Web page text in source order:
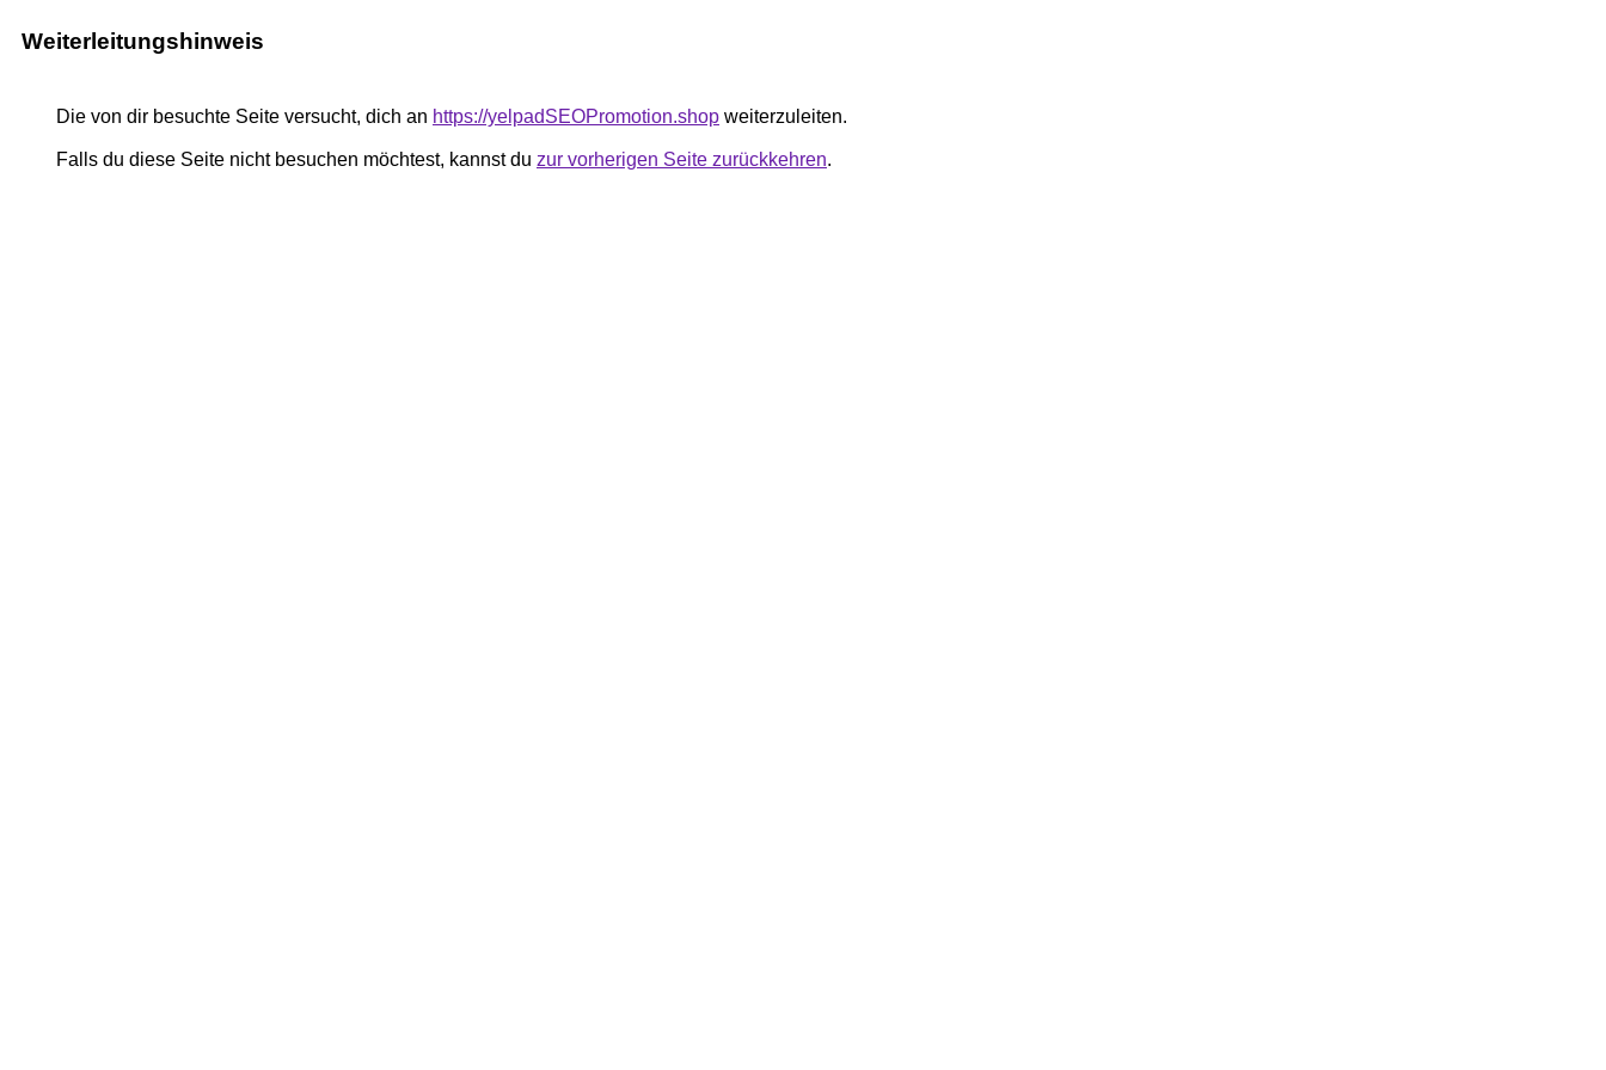
Weiterleitungshinweis
Die von dir besuchte Seite versucht, dich an https://yelpadSEOPromotion.shop weiterzuleiten.
Falls du diese Seite nicht besuchen möchtest, kannst du zur vorherigen Seite zurückkehren.